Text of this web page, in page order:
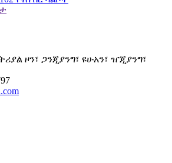
ዞን፣ ጋንጂያንግ፣ ዩሁአን፣ ዠጂያንግ፣